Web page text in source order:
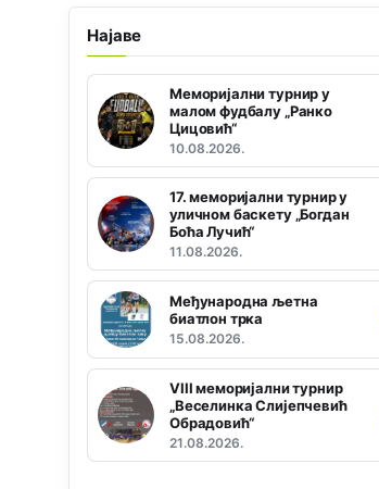
Најаве
Меморијални турнир у
малом фудбалу „Ранко
Цицовић“
10.08.2026.
17. меморијални турнир у
уличном баскету „Богдан
Боћа Лучић“
11.08.2026.
Међународна љетна
биатлон трка
15.08.2026.
VIII меморијални турнир
„Веселинка Слијепчевић
Обрадовић“
21.08.2026.